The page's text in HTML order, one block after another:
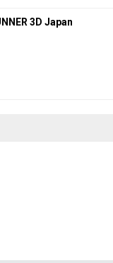
3D Japan